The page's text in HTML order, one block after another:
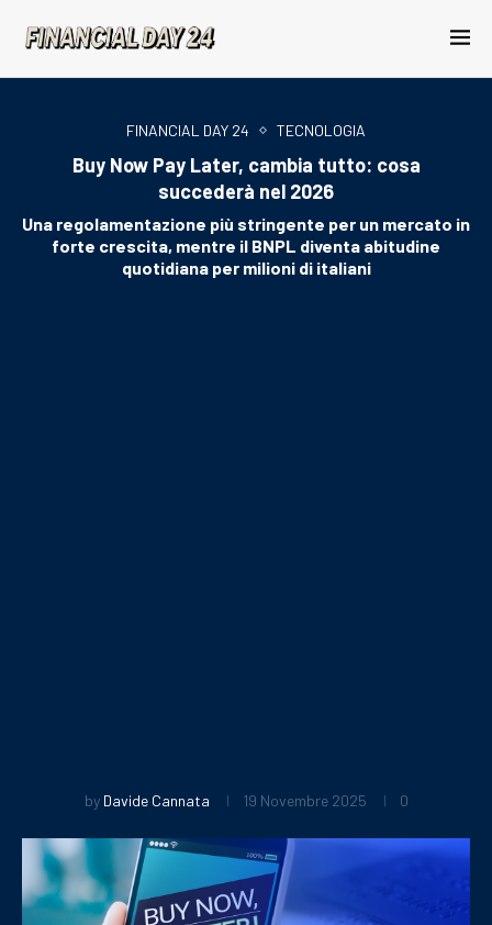
FINANCIAL DAY 24 TECNOLOGIA
Buy Now Pay Later, cambia tutto: cosa
succederà nel 2026
Una regolamentazione più stringente per un mercato in
forte crescita, mentre il BNPL diventa abitudine
quotidiana per milioni di italiani
by Davide Cannata 19 Novembre 2025 0